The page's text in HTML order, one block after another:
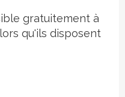
gratuitement à
qu'ils disposent